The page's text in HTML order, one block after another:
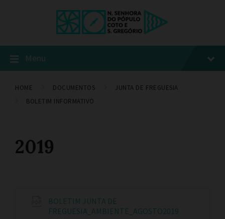
Menu
HOME DOCUMENTOS
JUNTA DE FREGUESIA
BOLETIM INFORMATIVO
2019
BOLETIM JUNTA DE
FREGUESIA_AMBIENTE_AGOSTO2019